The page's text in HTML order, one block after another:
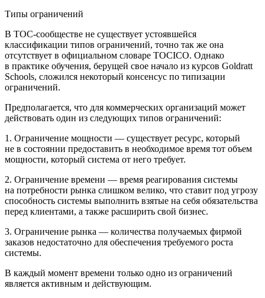
Типы ограничений
В ТОС-сообществе не существует устоявшейся
классификации типов ограничений, точно так же она
отсутствует в официальном словаре TOCICO. Однако
в практике обучения, берущей свое начало из курсов Goldratt
Schools, сложился некоторый консенсус по типизации
ограничений.
Предполагается, что для коммерческих организаций может
действовать один из следующих типов ограничений:
1. Ограничение мощности — существует ресурс, который
не в состоянии предоставить в необходимое время тот объем
мощности, который система от него требует.
2. Ограничение времени — время реагирования системы
на потребности рынка слишком велико, что ставит под угрозу
способность системы выполнить взятые на себя обязательства
перед клиентами, а также расширить свой бизнес.
3. Ограничение рынка — количества получаемых фирмой
заказов недостаточно для обеспечения требуемого роста
системы.
В каждый момент времени только одно из ограничений
является активным и действующим.